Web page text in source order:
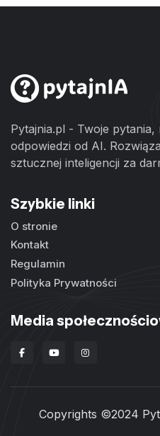
Pytajnia.pl - Twoje pytania,
odpowiedzi od AI.
sztucznej inteligencji za
Szybkie linki
O stronie
Kontakt
Regulamin
Polityka Prywatności
Media
Copyrights ©2024